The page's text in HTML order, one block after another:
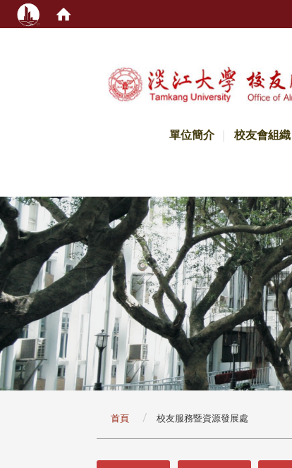
單位簡介 校友會組織
首頁 校友服務暨資源發展處